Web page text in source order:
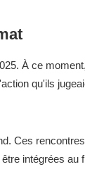
À ce
qu'ils
Ces
intégrées au